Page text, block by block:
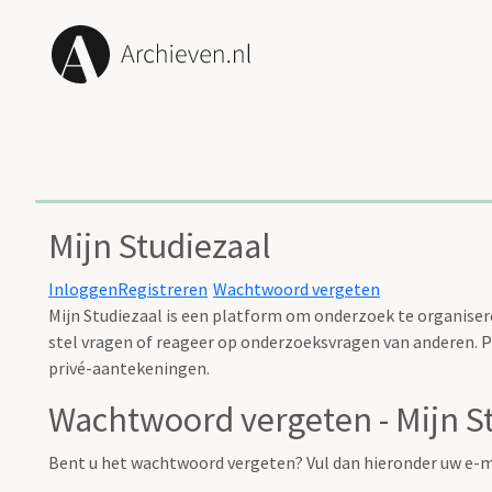
Mijn Studiezaal
InloggenRegistreren Wachtwoord vergeten
Mijn Studiezaal is een platform om onderzoek te
stel vragen of reageer op onderzoeksvragen van
privé-aantekeningen.
Wachtwoord vergeten - Mijn
Bent u het wachtwoord vergeten? Vul dan hieronder uw